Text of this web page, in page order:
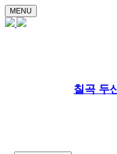
MENU
칠곡 두